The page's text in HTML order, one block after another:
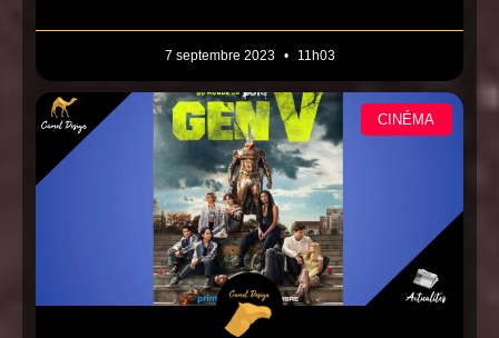
7 septembre 2023 11h03
CINÉMA